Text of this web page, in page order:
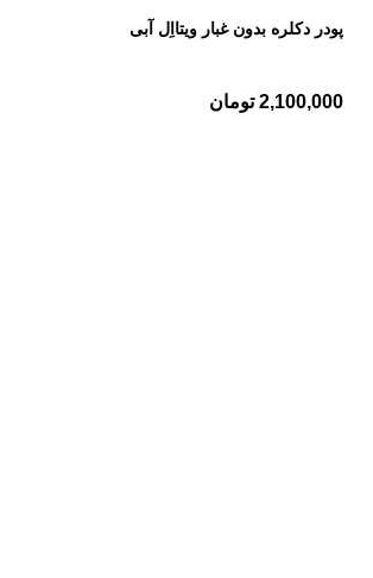
پودر دکلره بدون غبار ویتااِل آبی
2,100,000 تومان